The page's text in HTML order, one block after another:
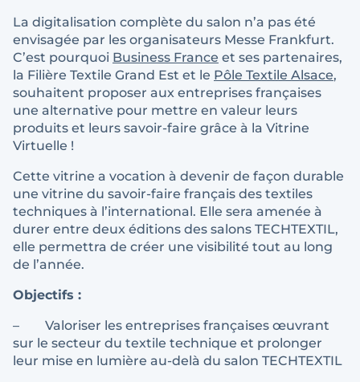
La digitalisation complète du salon n’a pas été
envisagée par les organisateurs Messe Frankfurt.
C’est pourquoi Business France et ses partenaires,
la Filière Textile Grand Est et le Pôle Textile Alsace,
souhaitent proposer aux entreprises françaises
une alternative pour mettre en valeur leurs
produits et leurs savoir-faire grâce à la Vitrine
Virtuelle !
Cette vitrine a vocation à devenir de façon durable
une vitrine du savoir-faire français des textiles
techniques à l’international. Elle sera amenée à
durer entre deux éditions des salons TECHTEXTIL,
elle permettra de créer une visibilité tout au long
de l’année.
Objectifs :
– Valoriser les entreprises françaises œuvrant
sur le secteur du textile technique et prolonger
leur mise en lumière au-delà du salon TECHTEXTIL